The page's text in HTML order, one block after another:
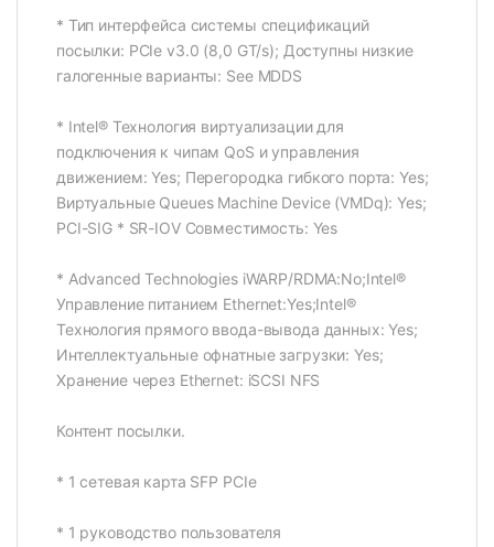
* Тип интерфейса системы спецификаций
посылки: PCIe v3.0 (8,0 GT/s); Доступны низкие
галогенные варианты: See MDDS
* Intel® Технология виртуализации для
подключения к чипам QoS и управления
движением: Yes; Перегородка гибкого порта: Yes;
Виртуальные Queues Machine Device (VMDq): Yes;
PCI-SIG * SR-IOV Совместимость: Yes
* Advanced Technologies iWARP/RDMA:No;Intel®
Управление питанием Ethernet:Yes;Intel®
Технология прямого ввода-вывода данных: Yes;
Интеллектуальные офнатные загрузки: Yes;
Хранение через Ethernet: iSCSI NFS
Контент посылки.
* 1 сетевая карта SFP PCIe
* 1 руководство пользователя